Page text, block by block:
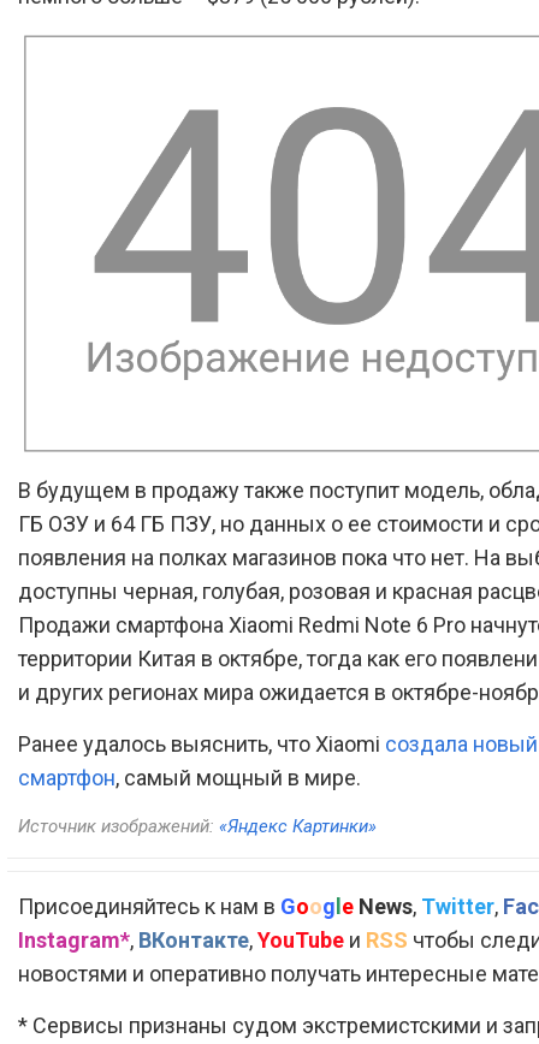
В будущем в продажу также поступит модель,
ГБ ОЗУ и 64 ГБ ПЗУ, но данных о ее стоимости и
появления на полках магазинов пока что нет. На
доступны черная, голубая, розовая и красная
Продажи смартфона Xiaomi Redmi Note 6 Pro
территории Китая в октябре, тогда как его
и других регионах мира ожидается в октябре-
Ранее удалось выяснить, что Xiaomi создала
смартфон, самый мощный в мире.
Источник изображений: «Яндекс Картинки»
Присоединяйтесь к нам в Goog e News, Twitter,
Instagram*, ВКонтакте,YouTube и RSS чтобы
новостями и оперативно получать интересные
* Сервисы признаны судом экстремистскими и